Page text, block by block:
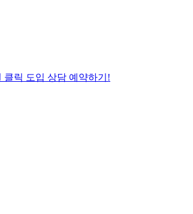
클릭 도입 상담 예약하기!